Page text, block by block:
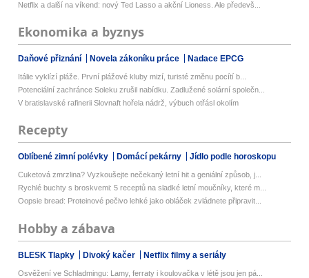
Netflix a další na víkend: nový Ted Lasso a akční Lioness. Ale předevš...
Ekonomika a byznys
Daňové přiznání Novela zákoníku práce Nadace EPCG
Itálie vyklízí pláže. První plážové kluby mizí, turisté změnu pocítí b...
Potenciální zachránce Soleku zrušil nabídku. Zadlužené solární společn...
V bratislavské rafinerii Slovnaft hořela nádrž, výbuch otřásl okolím
Recepty
Oblíbené zimní polévky Domácí pekárny Jídlo podle horoskopu
Cuketová zmrzlina? Vyzkoušejte nečekaný letní hit a geniální způsob, j...
Rychlé buchty s broskvemi: 5 receptů na sladké letní moučníky, které m...
Oopsie bread: Proteinové pečivo lehké jako obláček zvládnete připravit...
Hobby a zábava
BLESK Tlapky Divoký kačer Netflix filmy a seriály
Osvěžení ve Schladmingu: Lamy, ferraty i koulovačka v létě jsou jen pá...